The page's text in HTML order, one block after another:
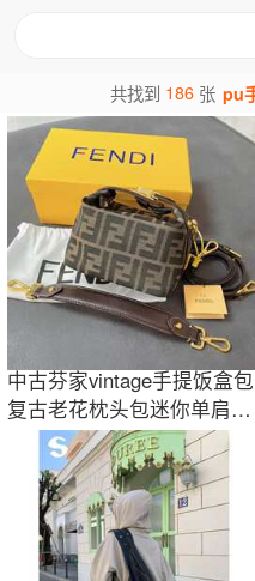
共找到 186 张
中古芬家vintage手提饭盒包
复古老花枕头包迷你单肩斜
挎通勤女包